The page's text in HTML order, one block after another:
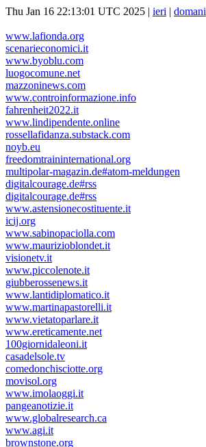
Thu Jan 16 22:13:01 UTC 2025 | ieri | domani
www.lafionda.org
scenarieconomici.it
www.byoblu.com
luogocomune.net
mazzoninews.com
www.controinformazione.info
fahrenheit2022.it
www.lindipendente.online
rossellafidanza.substack.com
noyb.eu
freedomtraininternational.org
multipolar-magazin.de#atom-meldungen
digitalcourage.de#rss
digitalcourage.de#rss
www.astensionecostituente.it
icij.org
www.sabinopaciolla.com
www.maurizioblondet.it
visionetv.it
www.piccolenote.it
giubberossenews.it
www.lantidiplomatico.it
www.martinapastorelli.it
www.vietatoparlare.it
www.ereticamente.net
100giornidaleoni.it
casadelsole.tv
comedonchisciotte.org
movisol.org
www.imolaoggi.it
pangeanotizie.it
www.globalresearch.ca
www.agi.it
brownstone.org